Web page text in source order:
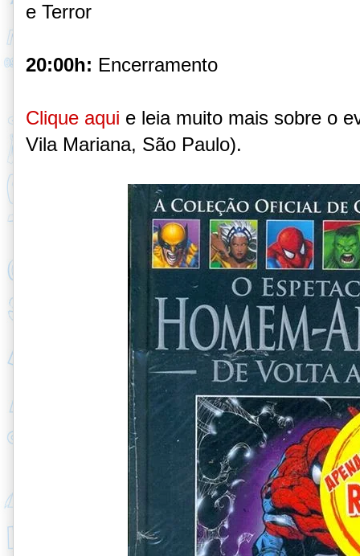
e Terror
20:00h: Encerramento
Clique aqui e leia muito mais sobre o
Vila Mariana, São Paulo).